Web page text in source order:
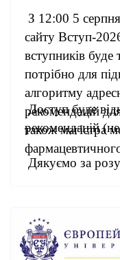
З 12:00 5
сайту Вступ-
вступників буде
потрібно для
алгоритму
рекомендацій
також магістра
Доступ буде
рекомендацій
Дякуємо за